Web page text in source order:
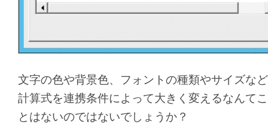
文字の色や背景色、フォントの種類やサイズな
計算式を連携条件によって大きく変えるなんて
とはないのではないでしょうか？